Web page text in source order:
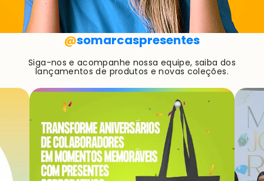
@somarcaspresentes
Siga-nos e acompanhe nossa equipe, saiba dos
lançamentos de produtos e novas coleções.